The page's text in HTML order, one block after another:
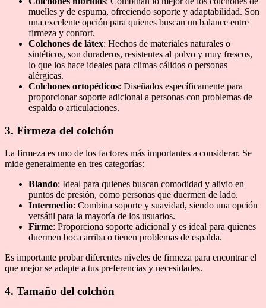
muelles y de espuma, ofreciendo soporte y adaptabilidad. Son
una excelente opción para quienes buscan un balance entre
firmeza y confort.
Colchones de látex: Hechos de materiales naturales o
sintéticos, son duraderos, resistentes al polvo y muy frescos,
lo que los hace ideales para climas cálidos o personas
alérgicas.
Colchones ortopédicos: Diseñados específicamente para
proporcionar soporte adicional a personas con problemas de
espalda o articulaciones.
3. Firmeza del colchón
La firmeza es uno de los factores más importantes a considerar. Se
mide generalmente en tres categorías:
Blando: Ideal para quienes buscan comodidad y alivio en
puntos de presión, como personas que duermen de lado.
Intermedio: Combina soporte y suavidad, siendo una opción
versátil para la mayoría de los usuarios.
Firme: Proporciona soporte adicional y es ideal para quienes
duermen boca arriba o tienen problemas de espalda.
Es importante probar diferentes niveles de firmeza para encontrar el
que mejor se adapte a tus preferencias y necesidades.
4. Tamaño del colchón